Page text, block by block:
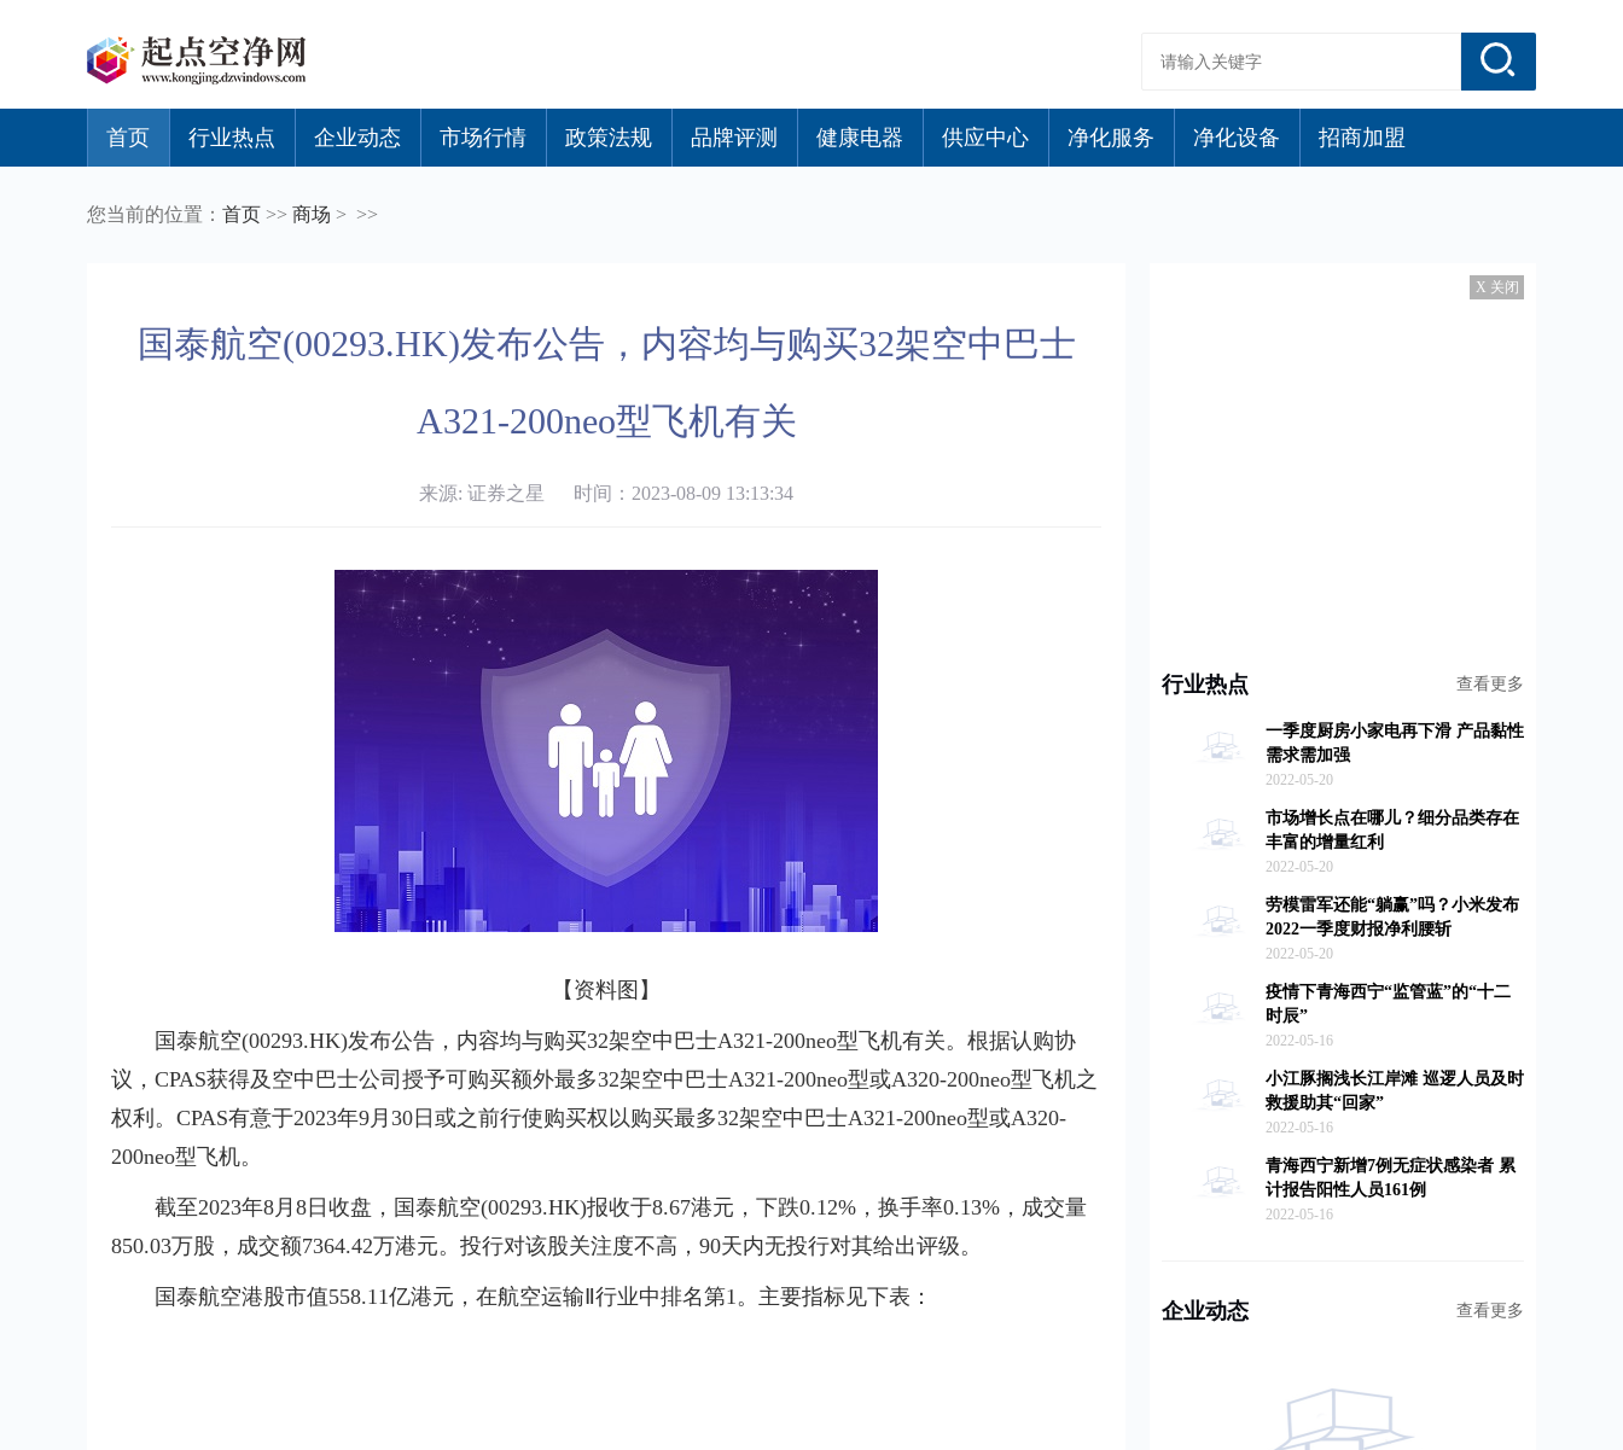
首页 行业热点 企业动态 市场行情 政策法规 品牌评测 健康电器 供应中心 净化服务 净化设备 招商加盟
您当前的位置： 首页 >> 商场 > >>
国泰航空(00293.HK)发布公告，内容均与购买32架空中巴士
A321-200neo型飞机有关
来源: 证券之星 时间：2023-08-09 13:13:34
【资料图】
国泰航空(00293.HK)发布公告，内容均与购买32架空中巴士A321-200neo型飞机有关。根据认购协
议，CPAS获得及空中巴士公司授予可购买额外最多32架空中巴士A321-200neo型或A320-200neo型飞机之
权利。CPAS有意于2023年9月30日或之前行使购买权以购买最多32架空中巴士A321-200neo型或A320-
200neo型飞机。
截至2023年8月8日收盘，国泰航空(00293.HK)报收于8.67港元，下跌0.12%，换手率0.13%，成交量
850.03万股，成交额7364.42万港元。投行对该股关注度不高，90天内无投行对其给出评级。
国泰航空港股市值558.11亿港元，在航空运输Ⅱ行业中排名第1。主要指标见下表：
X 关闭
行业热点 查看更多
一季度厨房小家电再下滑 产品黏性
需求需加强
2022-05-20
市场增长点在哪儿？细分品类存在
丰富的增量红利
2022-05-20
劳模雷军还能“躺赢”吗？小米发布
2022一季度财报净利腰斩
2022-05-20
疫情下青海西宁“监管蓝”的“十二
时辰”
2022-05-16
小江豚搁浅长江岸滩 巡逻人员及时
救援助其“回家”
2022-05-16
青海西宁新增7例无症状感染者 累
计报告阳性人员161例
2022-05-16
企业动态 查看更多